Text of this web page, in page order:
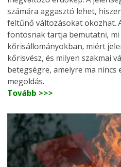
számára aggasztó lehet,
feltűnő változásokat okozhat.
fontosnak tartja bemutatni,
kőrisállományokban, miért
kőrisvész, és milyen szakmai
betegségre, amelyre ma nincs
megoldás.
Tovább >>>